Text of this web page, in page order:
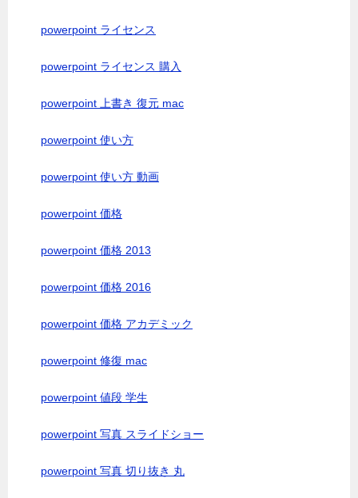
powerpoint ライセンス
powerpoint ライセンス 購入
powerpoint 上書き 復元 mac
powerpoint 使い方
powerpoint 使い方 動画
powerpoint 価格
powerpoint 価格 2013
powerpoint 価格 2016
powerpoint 価格 アカデミック
powerpoint 修復 mac
powerpoint 値段 学生
powerpoint 写真 スライドショー
powerpoint 写真 切り抜き 丸